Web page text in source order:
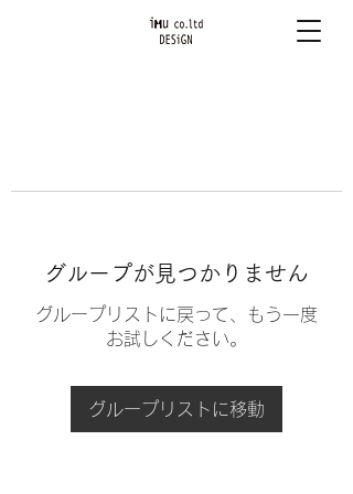
グループが見つかりません
グループリストに戻って、もう一度
お試しください。
グループリストに移動